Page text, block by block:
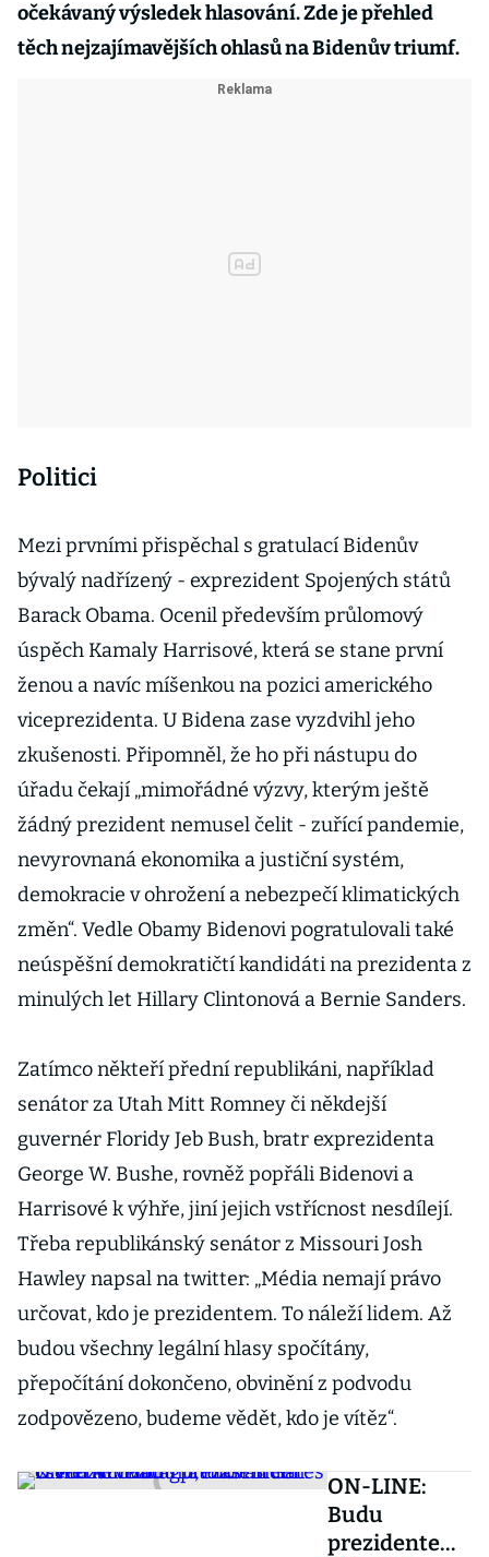
očekávaný výsledek hlasování. Zde je přehled
těch nejzajímavějších ohlasů na Bidenův triumf.
Politici
Mezi prvními přispěchal s gratulací Bidenův
bývalý nadřízený - exprezident Spojených států
Barack Obama. Ocenil především průlomový
úspěch Kamaly Harrisové, která se stane první
ženou a navíc míšenkou na pozici amerického
viceprezidenta. U Bidena zase vyzdvihl jeho
zkušenosti. Připomněl, že ho při nástupu do
úřadu čekají „mimořádné výzvy, kterým ještě
žádný prezident nemusel čelit - zuřící pandemie,
nevyrovnaná ekonomika a justiční systém,
demokracie v ohrožení a nebezpečí klimatických
změn“. Vedle Obamy Bidenovi pogratulovali také
neúspěšní demokratičtí kandidáti na prezidenta z
minulých let Hillary Clintonová a Bernie Sanders.
Zatímco někteří přední republikáni, například
senátor za Utah Mitt Romney či někdejší
guvernér Floridy Jeb Bush, bratr exprezidenta
George W. Bushe, rovněž popřáli Bidenovi a
Harrisové k výhře, jiní jejich vstřícnost nesdílejí.
Třeba republikánský senátor z Missouri Josh
Hawley napsal na twitter: „Média nemají právo
určovat, kdo je prezidentem. To náleží lidem. Až
budou všechny legální hlasy spočítány,
přepočítání dokončeno, obvinění z podvodu
zodpovězeno, budeme vědět, kdo je vítěz“.
ON-LINE:
Budu
prezidentem